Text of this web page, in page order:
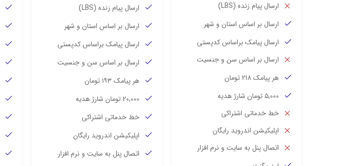
ارسال پیام زنده (LBS)
ارسال بر اساس استان و شهر
ارسال پیامک براساس کدپستی
ارسال بر اساس سن و جنسیت
هر پیامک 218 تومان
۵,000 تومان شارژ هدیه
خط خدماتی اشتراکی
اپلیکیشن اندروید رایگان
اتصال پنل به سایت و نرم افزار
ارسال پیام زنده (LBS)
ارسال بر اساس استان و شهر
ارسال پیامک براساس کدپستی
ارسال بر اساس سن و جنسیت
هر پیامک ۱۹۳ تومان
20,000 تومان شارژ هدیه
خط خدماتی اشتراکی
اپلیکیشن اندروید رایگان
اتصال پنل به سایت و نرم افزار